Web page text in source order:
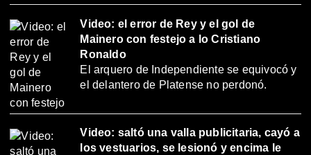
Video: el error de Rey y el gol de
Mainero con festejo a lo Cristiano
Ronaldo
El arquero de Independiente se equivocó y
el delantero de Platense no perdonó.
Video: saltó una valla publicitaria, cayó a
los vestuarios, se lesionó y encima le